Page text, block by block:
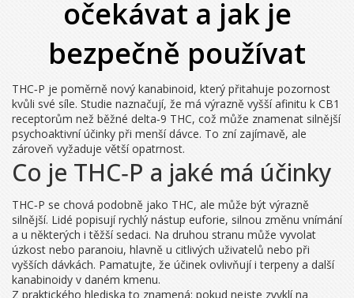
očekávat a jak je
bezpečně používat
THC‑P je poměrně nový kanabinoid, který přitahuje pozornost
kvůli své síle. Studie naznačují, že má výrazně vyšší afinitu k CB1
receptorům než běžné delta‑9 THC, což může znamenat silnější
psychoaktivní účinky při menší dávce. To zní zajímavě, ale
zároveň vyžaduje větší opatrnost.
Co je THC‑P a jaké má účinky
THC‑P se chová podobně jako THC, ale může být výrazně
silnější. Lidé popisují rychlý nástup euforie, silnou změnu vnímání
a u některých i těžší sedaci. Na druhou stranu může vyvolat
úzkost nebo paranoiu, hlavně u citlivých uživatelů nebo při
vyšších dávkách. Pamatujte, že účinek ovlivňují i terpeny a další
kanabinoidy v daném kmenu.
Z praktického hlediska to znamená: pokud nejste zvyklí na